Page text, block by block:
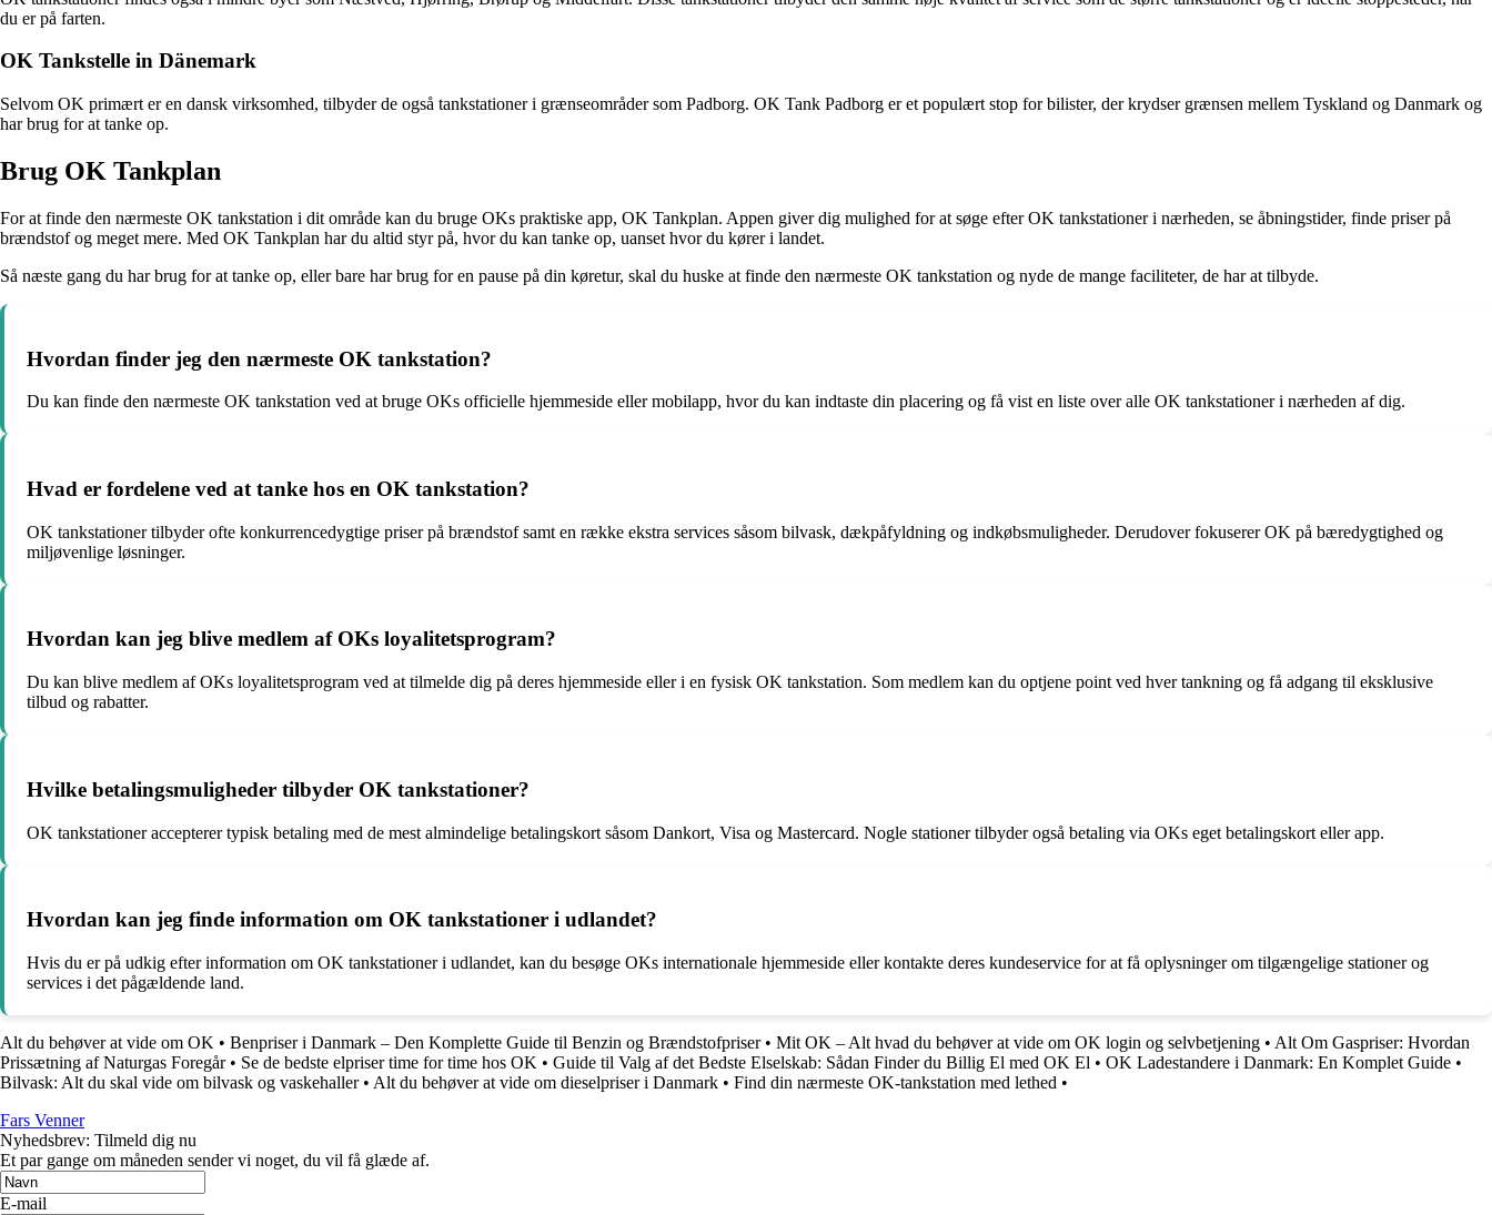
du er på farten.
OK Tankstelle in Dänemark
Selvom OK primært er en dansk virksomhed, tilbyder de også tankstationer i grænseområder som Padborg. OK Tank Padborg er et populært stop for bilister, der krydser grænsen mellem Tyskland og Danmark og
har brug for at tanke op.
Brug OK Tankplan
For at finde den nærmeste OK tankstation i dit område kan du bruge OKs praktiske app, OK Tankplan. Appen giver dig mulighed for at søge efter OK tankstationer i nærheden, se åbningstider, finde priser på
brændstof og meget mere. Med OK Tankplan har du altid styr på, hvor du kan tanke op, uanset hvor du kører i landet.
Så næste gang du har brug for at tanke op, eller bare har brug for en pause på din køretur, skal du huske at finde den nærmeste OK tankstation og nyde de mange faciliteter, de har at tilbyde.
Hvordan finder jeg den nærmeste OK tankstation?
Du kan finde den nærmeste OK tankstation ved at bruge OKs officielle hjemmeside eller mobilapp, hvor du kan indtaste din placering og få vist en liste over alle OK tankstationer i nærheden af dig.
Hvad er fordelene ved at tanke hos en OK tankstation?
OK tankstationer tilbyder ofte konkurrencedygtige priser på brændstof samt en række ekstra services såsom bilvask, dækpåfyldning og indkøbsmuligheder. Derudover fokuserer OK på bæredygtighed og
miljøvenlige løsninger.
Hvordan kan jeg blive medlem af OKs loyalitetsprogram?
Du kan blive medlem af OKs loyalitetsprogram ved at tilmelde dig på deres hjemmeside eller i en fysisk OK tankstation. Som medlem kan du optjene point ved hver tankning og få adgang til eksklusive
tilbud og rabatter.
Hvilke betalingsmuligheder tilbyder OK tankstationer?
OK tankstationer accepterer typisk betaling med de mest almindelige betalingskort såsom Dankort, Visa og Mastercard. Nogle stationer tilbyder også betaling via OKs eget betalingskort eller app.
Hvordan kan jeg finde information om OK tankstationer i udlandet?
Hvis du er på udkig efter information om OK tankstationer i udlandet, kan du besøge OKs internationale hjemmeside eller kontakte deres kundeservice for at få oplysninger om tilgængelige stationer og
services i det pågældende land.
Alt du behøver at vide om OK • Benpriser i Danmark – Den Komplette Guide til Benzin og Brændstofpriser• Mit OK – Alt hvad du behøver at vide om OK login og selvbetjening • Alt Om Gaspriser: Hvordan
Prissætning af Naturgas Foregår• Se de bedste elpriser time for time hos OK • Guide til Valg af det Bedste Elselskab: Sådan Finder du Billig El med OK El • OK Ladestandere i Danmark: En Komplet Guide •
Bilvask: Alt du skal vide om bilvask og vaskehaller• Alt du behøver at vide om dieselpriser i Danmark • Find din nærmeste OK-tankstation med lethed •
Fars Venner
Nyhedsbrev: Tilmeld dig nu
Et par gange om måneden sender vi noget, du vil få glæde af.
E-mail